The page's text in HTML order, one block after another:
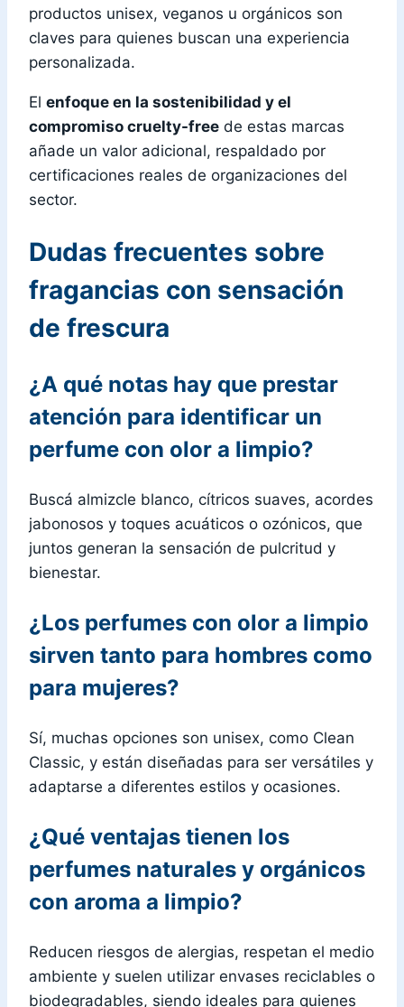
productos unisex, veganos u orgánicos son
claves para quienes buscan una experiencia
personalizada.
El enfoque en la sostenibilidad y el
compromiso cruelty-free de estas marcas
añade un valor adicional, respaldado por
certificaciones reales de organizaciones del
sector.
Dudas frecuentes sobre
fragancias con sensación
de frescura
¿A qué notas hay que prestar
atención para identificar un
perfume con olor a limpio?
Buscá almizcle blanco, cítricos suaves, acordes
jabonosos y toques acuáticos o ozónicos, que
juntos generan la sensación de pulcritud y
bienestar.
¿Los perfumes con olor a limpio
sirven tanto para hombres como
para mujeres?
Sí, muchas opciones son unisex, como Clean
Classic, y están diseñadas para ser versátiles y
adaptarse a diferentes estilos y ocasiones.
¿Qué ventajas tienen los
perfumes naturales y orgánicos
con aroma a limpio?
Reducen riesgos de alergias, respetan el medio
ambiente y suelen utilizar envases reciclables o
biodegradables, siendo ideales para quienes